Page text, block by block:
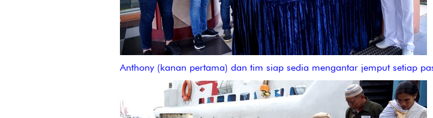
Anthony (kanan pertama) dan tim siap sedia mengantar jemput setiap